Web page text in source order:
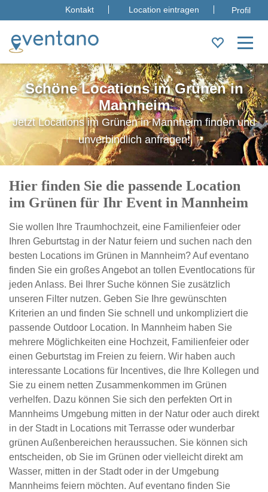
Kontakt Location eintragen Profil
Schöne Locations im Grünen in
Mannheim
Jetzt Locations im Grünen in Mannheim finden und
unverbindlich anfragen!
Hier finden Sie die passende Location
im Grünen für Ihr Event in Mannheim
Sie wollen Ihre Traumhochzeit, eine Familienfeier oder
Ihren Geburtstag in der Natur feiern und suchen nach den
besten Locations im Grünen in Mannheim? Auf eventano
finden Sie ein großes Angebot an tollen Eventlocations für
jeden Anlass. Bei Ihrer Suche können Sie zusätzlich
unseren Filter nutzen. Geben Sie Ihre gewünschten
Kriterien an und finden Sie schnell und unkompliziert die
passende Outdoor Location. In Mannheim haben Sie
mehrere Möglichkeiten eine Hochzeit, Familienfeier oder
einen Geburtstag im Freien zu feiern. Wir haben auch
interessante Locations für Incentives, die Ihre Kollegen und
Sie zu einem netten Zusammenkommen im Grünen
verhelfen. Dazu können Sie sich den perfekten Ort in
Mannheims Umgebung mitten in der Natur oder auch direkt
in der Stadt in Locations mit Terrasse oder wunderbar
grünen Außenbereichen heraussuchen. Sie können sich
entscheiden, ob Sie im Grünen oder vielleicht direkt am
Wasser, mitten in der Stadt oder in der Umgebung
Mannheims feiern möchten. Auf eventano finden Sie